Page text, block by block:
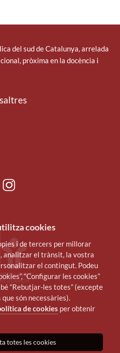
del sud de Catalunya, arrelada
pròxima en la docència i
Instagram
cookies
i de tercers per millorar
analitzar el trànsit, la vostra
el contingut. Podeu
“Configurar les cookies”
“Rebutjar-les totes” (excepte
són necessàries).
de cookies per obtenir
totes les cookies